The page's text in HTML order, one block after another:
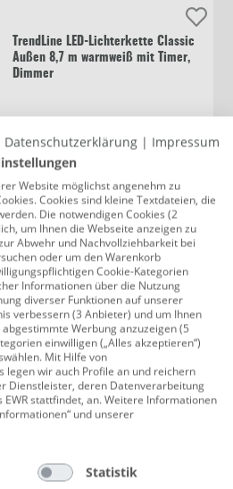
TrendLine LED-Lichterkette Classic
Außen 8,7 m warmweiß mit Timer,
Dimmer
Black Box Trees Weihnachtsbaum
Joy beleuchtet 90 cm 30 Lichter
warmweiß mit Timer
29,99 €
Everlands künstlicher
Weihnachtsbaum Slim 210 cm grün
Datenschutzerklärung | Impressum
Website möglichst angenehm zu
Cookies sind kleine Textdateien, die
Die notwendigen Cookies (2
um Ihnen die Webseite anzeigen zu
Abwehr und Nachvollziehbarkeit bei
oder um den Warenkorb
Cookie-Kategorien
Informationen über die Nutzung
diverser Funktionen auf unserer
verbessern (3 Anbieter) und um Ihnen
Werbung anzuzeigen (5
einwilligen („Alles akzeptieren“)
Mit Hilfe von
legen wir auch Profile an und reichern
Dienstleister, deren Datenverarbeitung
stattfindet, an. Weitere Informationen
und unserer
Statistik